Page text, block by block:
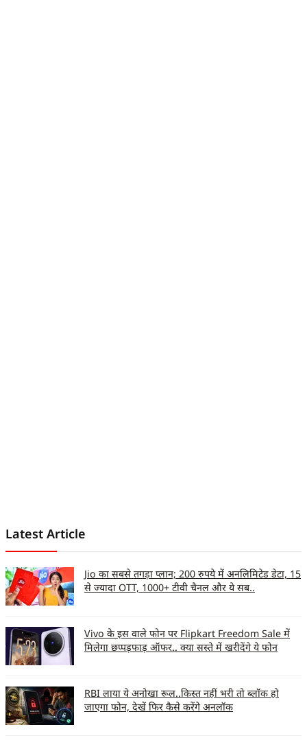
Latest Article
Jio का सबसे तगड़ा प्लान; 200 रुपये में अनलिमिटेड डेटा, 15
से ज्यादा OTT, 1000+ टीवी चैनल और ये सब..
Vivo के इस वाले फोन पर Flipkart Freedom Sale में
मिलेगा छप्पड़फाड़ ऑफर.. क्या सस्ते में खरीदेंगे ये फोन
RBI लाया ये अनोखा रूल..किस्त नहीं भरी तो ब्लॉक हो
जाएगा फोन, देखें फिर कैसे करेंगे अनलॉक